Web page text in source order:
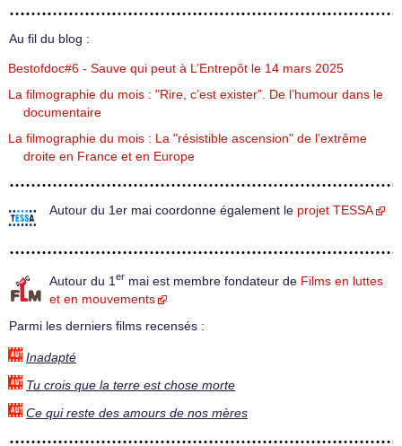
Au fil du blog :
Bestofdoc#6 - Sauve qui peut à L’Entrepôt le 14 mars 2025
La filmographie du mois : "Rire, c’est exister". De l’humour dans le
documentaire
La filmographie du mois : La "résistible ascension" de l’extrême
droite en France et en Europe
Autour du 1er mai coordonne également le projet TESSA
Autour du 1 er mai est membre fondateur de Films en luttes
et en mouvements
Parmi les derniers films recensés :
Inadapté
Tu crois que la terre est chose morte
Ce qui reste des amours de nos mères